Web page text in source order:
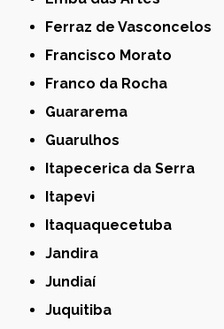
Ferraz de Vasconcelos
Francisco Morato
Franco da Rocha
Guararema
Guarulhos
Itapecerica da Serra
Itapevi
Itaquaquecetuba
Jandira
Jundiaí
Juquitiba